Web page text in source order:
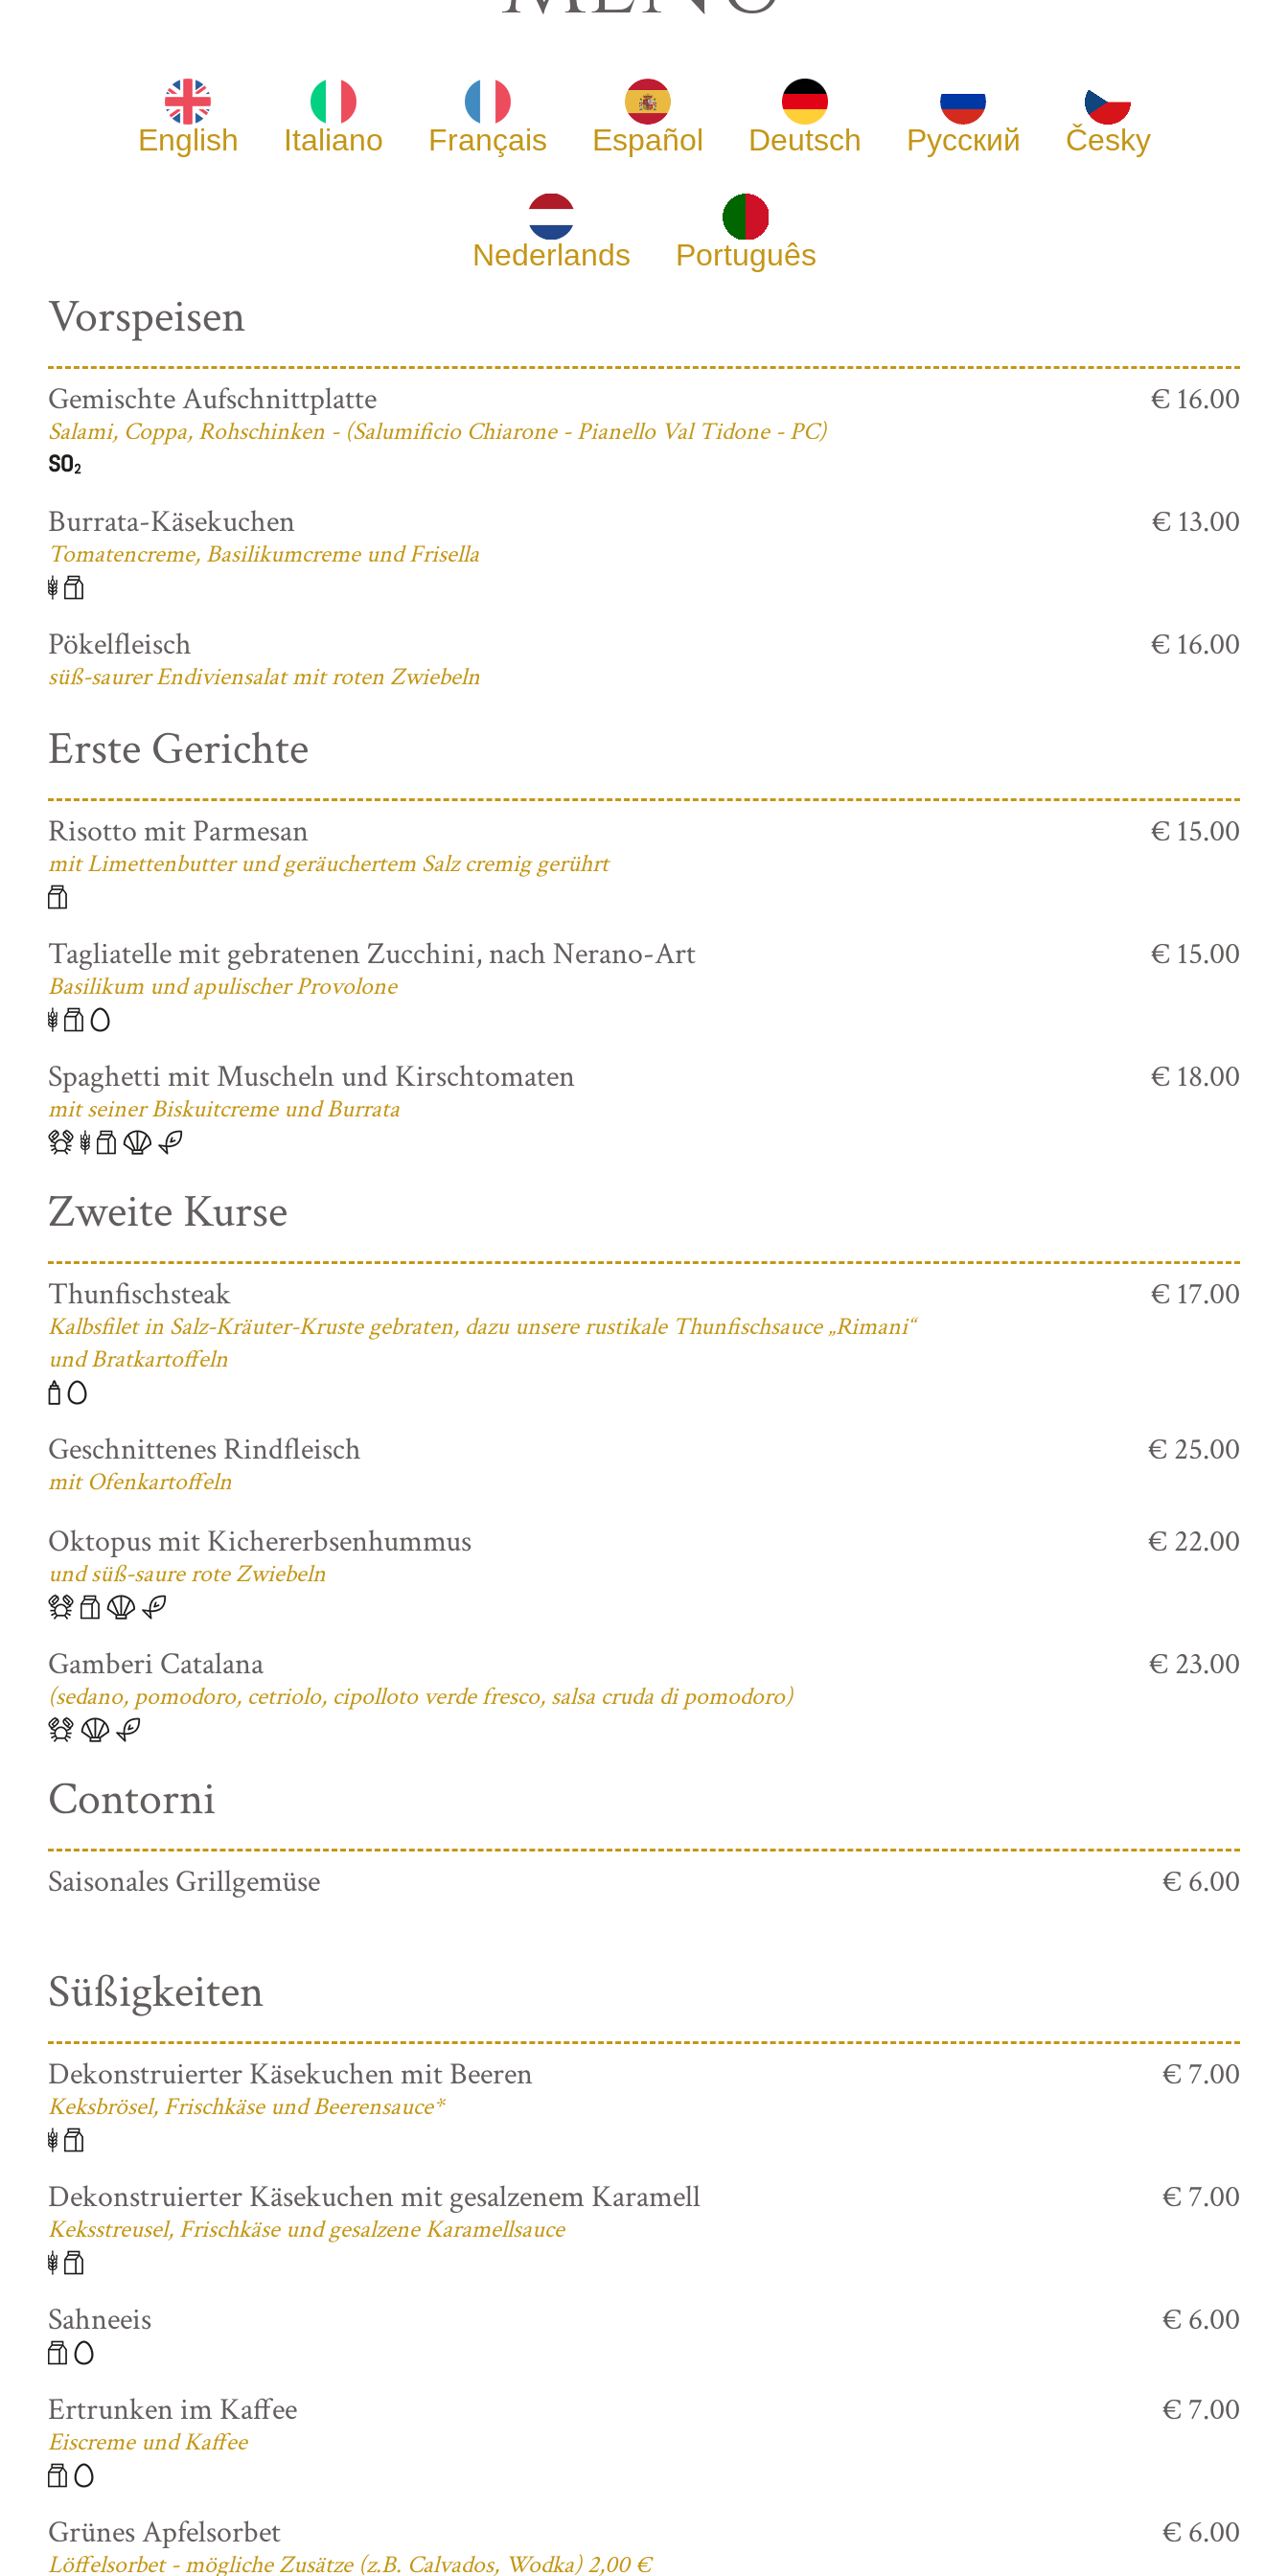
English Italiano Français Español Deutsch Русский Česky
Nederlands Português
Vorspeisen
Gemischte Aufschnittplatte
Salami, Coppa, Rohschinken - (Salumificio Chiarone - Pianello Val Tidone - PC)
€ 16.00
Burrata-Käsekuchen
Tomatencreme, Basilikumcreme und Frisella
€ 13.00
Pökelfleisch
süß-saurer Endiviensalat mit roten Zwiebeln
€ 16.00
Erste Gerichte
Risotto mit Parmesan
mit Limettenbutter und geräuchertem Salz cremig gerührt
€ 15.00
Tagliatelle mit gebratenen Zucchini, nach Nerano-Art
Basilikum und apulischer Provolone
€ 15.00
Spaghetti mit Muscheln und Kirschtomaten
mit seiner Biskuitcreme und Burrata
€ 18.00
Zweite Kurse
Thunfischsteak
Kalbsfilet in Salz-Kräuter-Kruste gebraten, dazu unsere rustikale Thunfischsauce „Rimani“
und Bratkartoffeln
€ 17.00
Geschnittenes Rindfleisch
mit Ofenkartoffeln
€ 25.00
Oktopus mit Kichererbsenhummus
und süß-saure rote Zwiebeln
€ 22.00
Gamberi Catalana
(sedano, pomodoro, cetriolo, cipolloto verde fresco, salsa cruda di pomodoro)
€ 23.00
Contorni
Saisonales Grillgemüse € 6.00
Süßigkeiten
Dekonstruierter Käsekuchen mit Beeren
Keksbrösel, Frischkäse und Beerensauce*
€ 7.00
Dekonstruierter Käsekuchen mit gesalzenem Karamell
Keksstreusel, Frischkäse und gesalzene Karamellsauce
€ 7.00
Sahneeis € 6.00
Ertrunken im Kaffee
Eiscreme und Kaffee
€ 7.00
Grünes Apfelsorbet
Löffelsorbet - mögliche Zusätze (z.B. Calvados, Wodka) 2,00 €
€ 6.00